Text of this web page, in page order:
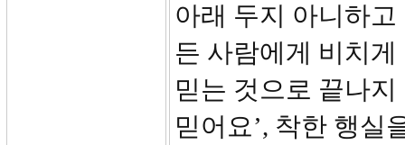
아래 두지 아니하
든 사람에게 비치
믿는 것으로 끝나
믿어요’, 착한 행실